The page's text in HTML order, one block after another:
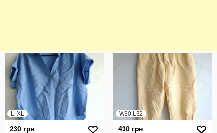
L, XL
230 грн
W30 L32
430 грн